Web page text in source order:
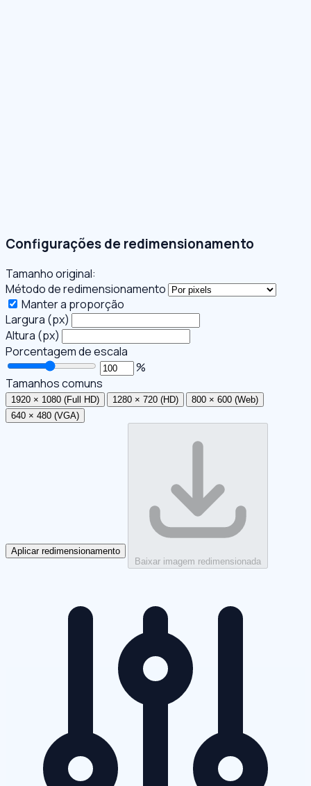
Configurações de redimensionamento
Tamanho original:
Método de redimensionamento
Manter a proporção
Largura (px)
Altura (px)
Porcentagem de escala
%
Tamanhos comuns
1920 × 1080 (Full HD) 1280 × 720 (HD)
800 × 600 (Web)
640 × 480 (VGA)
Aplicar redimensionamento
Baixar imagem redimensionada